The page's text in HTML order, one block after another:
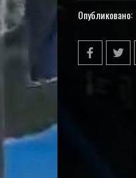
Опубликовано: